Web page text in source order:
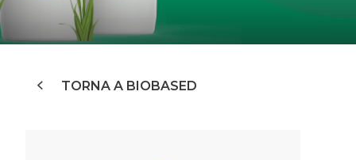
TORNA A BIOBASED